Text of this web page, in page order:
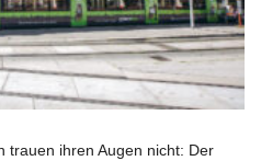
trauen ihren Augen nicht: Der